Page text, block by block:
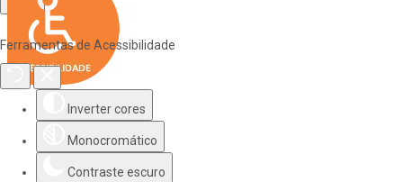
Ferramentas de Acessibilidade
Inverter cores
Monocromático
Contraste escuro